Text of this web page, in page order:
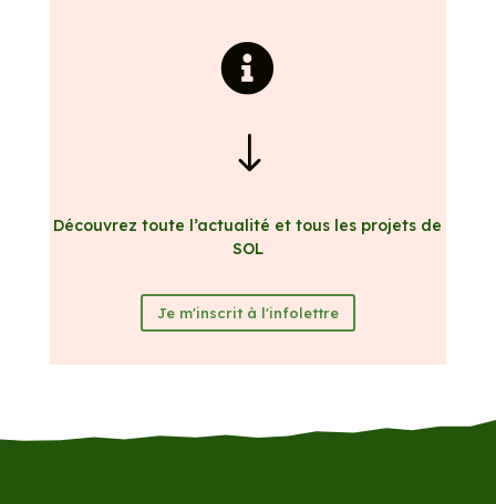

"
Découvrez toute l’actualité et tous les projets de
SOL
Je m'inscrit à l'infolettre